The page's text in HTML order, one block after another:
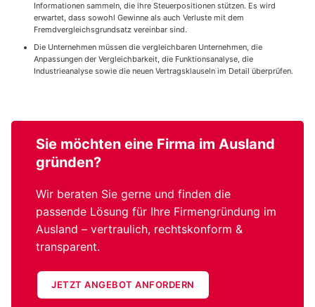
Informationen sammeln, die ihre Steuerpositionen stützen. Es wird
erwartet, dass sowohl Gewinne als auch Verluste mit dem
Fremdvergleichsgrundsatz vereinbar sind.
Die Unternehmen müssen die vergleichbaren Unternehmen, die
Anpassungen der Vergleichbarkeit, die Funktionsanalyse, die
Industrieanalyse sowie die neuen Vertragsklauseln im Detail überprüfen.
Sie möchten eine Firma im Ausland
gründen?
Wir beraten Sie gerne und finden die
passende Lösung für Ihre Firmengründung im
Ausland – vertraulich, rechtskonform &
transparent.
JETZT ANGEBOT ANFORDERN